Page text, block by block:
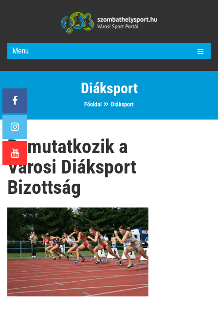
Menu
Diáksport
Főoldal Diáksport
Bemutatkozik a
Városi Diáksport
Bizottság